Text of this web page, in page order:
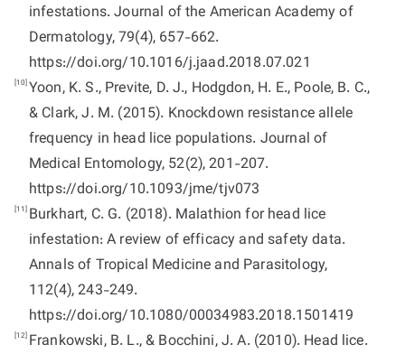
infestations. Journal of the American Academy of
Dermatology, 79(4), 657-662.
https://doi.org/10.1016/j.jaad.2018.07.021
[10]Yoon, K. S., Previte, D. J., Hodgdon, H. E., Poole, B. C.,
& Clark, J. M. (2015). Knockdown resistance allele
frequency in head lice populations. Journal of
Medical Entomology, 52(2), 201-207.
https://doi.org/10.1093/jme/tjv073
[11] Burkhart, C. G. (2018). Malathion for head lice
infestation: A review of efficacy and safety data.
Annals of Tropical Medicine and Parasitology,
112(4), 243-249.
https://doi.org/10.1080/00034983.2018.1501419
[12] Frankowski, B. L., & Bocchini, J. A. (2010). Head lice.